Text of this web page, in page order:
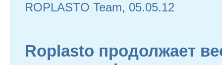
ROPLASTO Team, 05.05.12
Roplasto продолжает